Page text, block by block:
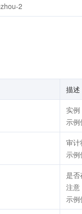
2
描述
实例
示
审计
示例
是否
注意
示例